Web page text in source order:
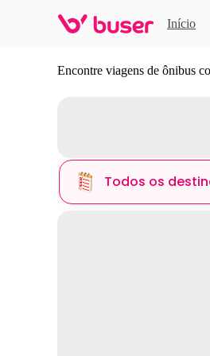
Início
Descubra
Encontre viagens de ônibus
Todos os